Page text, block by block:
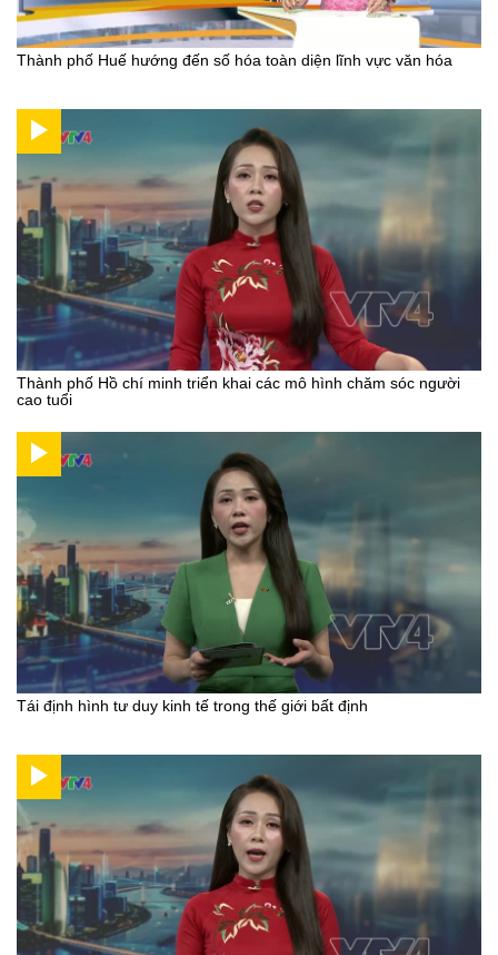
Thành phố Huế hướng đến số hóa toàn diện lĩnh vực văn hóa
Thành phố Hồ chí minh triển khai các mô hình chăm sóc người
cao tuổi
Tái định hình tư duy kinh tế trong thế giới bất định